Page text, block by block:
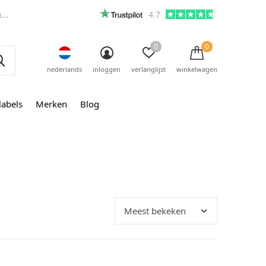
Merken Blog
nederlands inloggen verlanglijst
0
winkelwagen
0
4.7